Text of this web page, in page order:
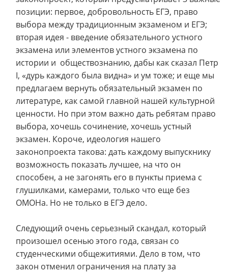
позиции: первое, добровольность ЕГЭ, право
выбора между традиционным экзаменом и ЕГЭ;
вторая идея - введение обязательного устного
экзамена или элементов устного экзамена по
истории и обществознанию, дабы как сказал Петр
I, «дурь каждого была видна» и ум тоже; и еще мы
предлагаем вернуть обязательный экзамен по
литературе, как самой главной нашей культурной
ценности. Но при этом важно дать ребятам право
выбора, хочешь сочинение, хочешь устный
экзамен. Короче, идеология нашего
законопроекта такова: дать каждому выпускнику
возможность показать лучшее, на что он
способен, а не загонять его в пункты приема с
глушилками, камерами, только что еще без
ОМОНа. Но не только в ЕГЭ дело.
Следующий очень серьезный скандал, который
произошел осенью этого года, связан со
студенческими общежитиями. Дело в том, что
закон отменил ограничения на плату за